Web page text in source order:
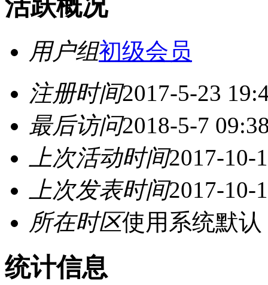
活跃概况
用户组初级会员
注册时间2017-5-23
最后访问2018-5-7
上次活动时间2017-10-
上次发表时间2017-10-
所在时区使用系统默认
统计信息